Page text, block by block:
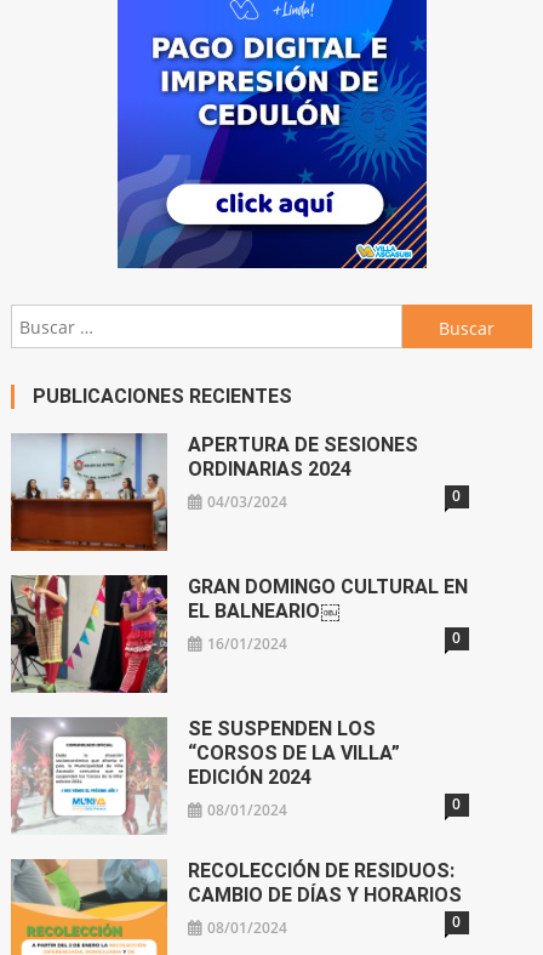
Buscar:
PUBLICACIONES RECIENTES
APERTURA DE SESIONES
ORDINARIAS 2024
04/03/2024 0
GRAN DOMINGO CULTURAL EN
EL BALNEARIO￼
16/01/2024 0
SE SUSPENDEN LOS
“CORSOS DE LA VILLA”
EDICIÓN 2024
08/01/2024 0
RECOLECCIÓN DE RESIDUOS:
CAMBIO DE DÍAS Y HORARIOS
08/01/2024 0